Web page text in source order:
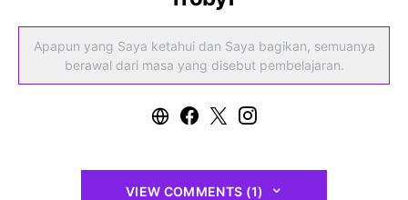
Apapun yang Saya ketahui dan Saya bagikan, semuanya
berawal dari masa yang disebut pembelajaran.
VIEW COMMENTS (1)